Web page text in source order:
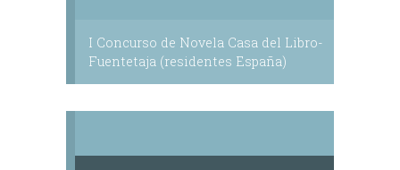
I Concurso de Novela Casa del Libro-
Fuentetaja (residentes España)